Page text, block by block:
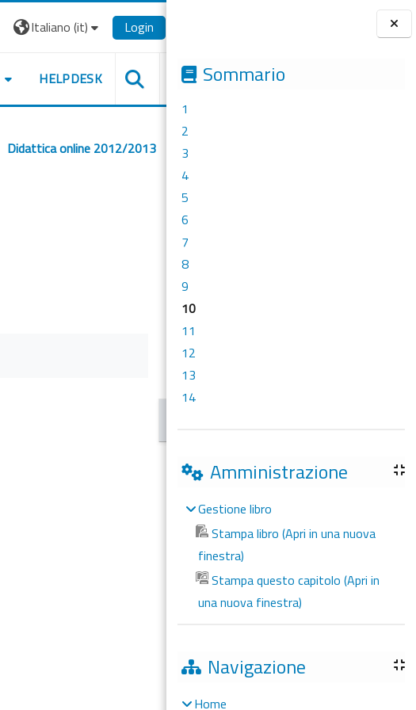
Blocchi
Sommario
1
2
3
4
5
6
7
8
9
10
11
12
13
14
Amministrazione
Gestione libro
Stampa libro (Apri in una nuova
finestra)
Stampa questo capitolo (Apri in
una nuova finestra)
Navigazione
Home
Italiano ‎(it)‎ Login
HELPDESK
Didattica online 2012/2013